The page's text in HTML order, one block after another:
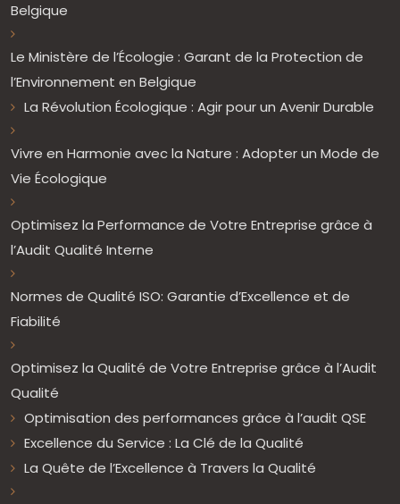
Belgique
Le Ministère de l’Écologie : Garant de la Protection de
l’Environnement en Belgique
La Révolution Écologique : Agir pour un Avenir Durable
Vivre en Harmonie avec la Nature : Adopter un Mode de
Vie Écologique
Optimisez la Performance de Votre Entreprise grâce à
l’Audit Qualité Interne
Normes de Qualité ISO: Garantie d’Excellence et de
Fiabilité
Optimisez la Qualité de Votre Entreprise grâce à l’Audit
Qualité
Optimisation des performances grâce à l’audit QSE
Excellence du Service : La Clé de la Qualité
La Quête de l’Excellence à Travers la Qualité